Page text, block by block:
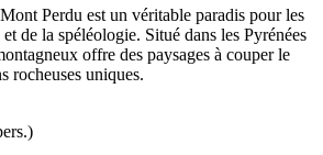
Perdu est un véritable paradis pour les
de la spéléologie. Situé dans les Pyrénées
offre des paysages à couper le
rocheuses uniques.